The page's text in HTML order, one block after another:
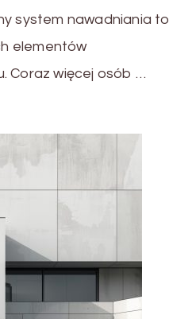
system nawadniania to
elementów
Coraz więcej osób …